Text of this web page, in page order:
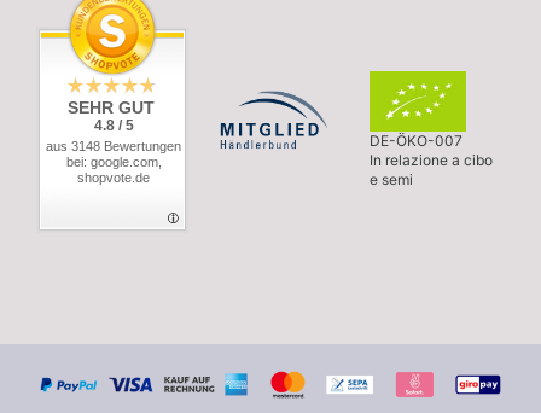
SEHR GUT
4.8 / 5
aus 3148 Bewertungen
bei: google.com,
shopvote.de
DE-ÖKO-007
In relazione a cibo
e semi